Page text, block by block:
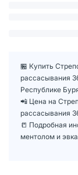
🏪 Купить
рассасывания
Республике
📲 Цена на
рассасывания
📒 Подробная
ментолом и